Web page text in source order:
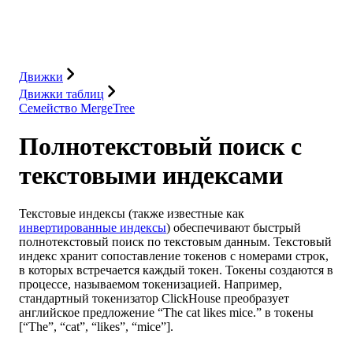
Движки
Движки таблиц
Семейство MergeTree
Полнотекстовый поиск с
текстовыми индексами
Текстовые индексы (также известные как
инвертированные индексы) обеспечивают быстрый
полнотекстовый поиск по текстовым данным. Текстовый
индекс хранит сопоставление токенов с номерами строк,
в которых встречается каждый токен. Токены создаются в
процессе, называемом токенизацией. Например,
стандартный токенизатор ClickHouse преобразует
английское предложение “The cat likes mice.” в токены
[“The”, “cat”, “likes”, “mice”].